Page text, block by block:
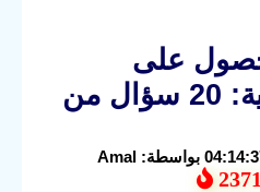
على
الجنسية الأمريكية: 20 سؤال من
تاريخ الإضافة: 2025-09-24 04:14:37 بواسطة: Amal
2371